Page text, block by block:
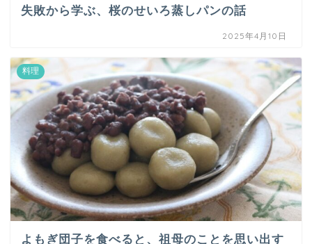
失敗から学ぶ、桜のせいろ蒸しパンの話
2025年4月10日
料理
よもぎ団子を食べると、祖母のことを思い出す